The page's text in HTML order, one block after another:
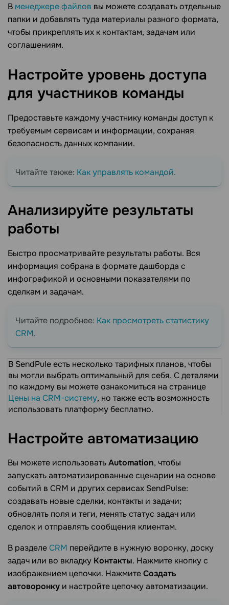
В менеджере файлов вы можете создавать отдельные
папки и добавлять туда материалы разного формата,
чтобы прикреплять их к контактам, задачам или
соглашениям.
Настройте уровень доступа
для участников команды
Предоставьте каждому участнику команды доступ к
требуемым сервисам и информации, сохраняя
безопасность данных компании.
Читайте также: Как управлять командой.
Анализируйте результаты
работы
Быстро просматривайте результаты работы. Вся
информация собрана в формате дашборда с
инфографикой и основными показателями по
сделкам и задачам.
Читайте подробнее: Как просмотреть статистику
CRM.
В SendPule есть несколько тарифных планов, чтобы
вы могли выбрать оптимальный для себя. С деталями
по каждому вы можете ознакомиться на странице
Цены на CRM-систему, но также есть возможность
использовать платформу бесплатно.
Настройте автоматизацию
Вы можете использоватьАutomation, чтобы
запускать автоматизированные сценарии на основе
событий в CRM и других сервисах SendPulse:
создавать новые сделки, контакты и задачи;
обновлять поля и теги, менять статус задач или
сделок и отправлять сообщения клиентам.
В разделеCRM перейдите в нужную воронку, доску
задач или во вкладку Контакты. Нажмите кнопку с
изображением цепочки. НажмитеСоздать
автоворонку и настройте цепочку автоматизации.